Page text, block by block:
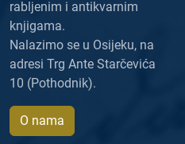
rabljenim i antikvarnim
knjigama.
Nalazimo se u Osijeku, na
adresi Trg Ante Starčevića
10 (Pothodnik).
O nama